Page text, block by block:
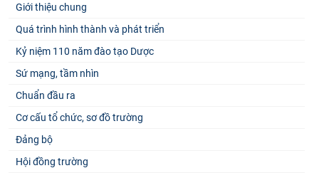
Giới thiệu chung
Quá trình hình thành và phát triển
Kỷ niệm 110 năm đào tạo Dược
Sứ mạng, tầm nhìn
Chuẩn đầu ra
Cơ cấu tổ chức, sơ đồ trường
Đảng bộ
Hội đồng trường